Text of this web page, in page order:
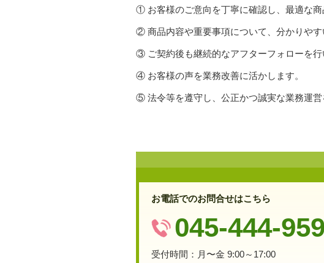
① お客様のご意向を丁寧に確認し、最適な商
② 商品内容や重要事項について、分かりやす
③ ご契約後も継続的なアフターフォローを行
④ お客様の声を業務改善に活かします。
⑤ 法令等を遵守し、公正かつ誠実な業務運営
お電話でのお問合せはこちら
045-444-
受付時間： 月〜金 9:00～17:00